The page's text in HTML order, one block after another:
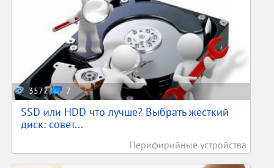
3577 7
SSD или HDD что лучше? Выбрать жесткий
диск: совет...
Перифирийные устройства